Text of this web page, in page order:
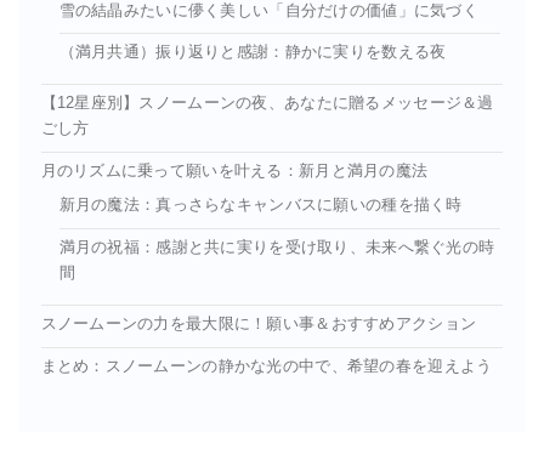
雪の結晶みたいに儚く美しい「自分だけの価値」に気づく
（満月共通）振り返りと感謝：静かに実りを数える夜
【12星座別】スノームーンの夜、あなたに贈るメッセージ＆過
ごし方
月のリズムに乗って願いを叶える：新月と満月の魔法
新月の魔法：真っさらなキャンバスに願いの種を描く時
満月の祝福：感謝と共に実りを受け取り、未来へ繋ぐ光の時
間
スノームーンの力を最大限に！願い事＆おすすめアクション
まとめ：スノームーンの静かな光の中で、希望の春を迎えよう